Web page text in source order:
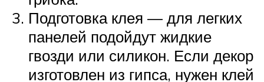
Подготовка клея — для легких
панелей подойдут жидкие
гвозди или силикон. Если декор
изготовлен из гипса, нужен клей